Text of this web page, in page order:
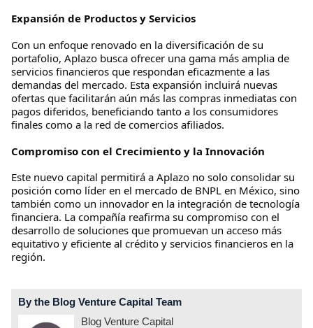
Expansión de Productos y Servicios
Con un enfoque renovado en la diversificación de su
portafolio, Aplazo busca ofrecer una gama más amplia de
servicios financieros que respondan eficazmente a las
demandas del mercado. Esta expansión incluirá nuevas
ofertas que facilitarán aún más las compras inmediatas con
pagos diferidos, beneficiando tanto a los consumidores
finales como a la red de comercios afiliados.
Compromiso con el Crecimiento y la Innovación
Este nuevo capital permitirá a Aplazo no solo consolidar su
posición como líder en el mercado de BNPL en México, sino
también como un innovador en la integración de tecnología
financiera. La compañía reafirma su compromiso con el
desarrollo de soluciones que promuevan un acceso más
equitativo y eficiente al crédito y servicios financieros en la
región.
By the Blog Venture Capital Team
Blog Venture Capital